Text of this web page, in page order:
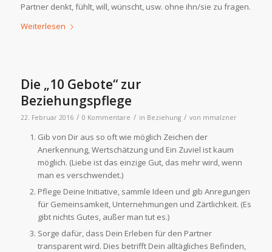
Partner denkt, fühlt, will, wünscht, usw. ohne ihn/sie zu fragen.
Weiterlesen
Die „10 Gebote“ zur
Beziehungspflege
22. Februar 2016 / 0 Kommentare / in Beziehung / von mmalzner
Gib von Dir aus so oft wie möglich Zeichen der
Anerkennung, Wertschätzung und Ein Zuviel ist kaum
möglich. (Liebe ist das einzige Gut, das mehr wird, wenn
man es verschwendet.)
Pflege Deine Initiative, sammle Ideen und gib Anregungen
für Gemeinsamkeit, Unternehmungen und Zärtlichkeit. (Es
gibt nichts Gutes, außer man tut es.)
Sorge dafür, dass Dein Erleben für den Partner
transparent wird. Dies betrifft Dein alltägliches Befinden,